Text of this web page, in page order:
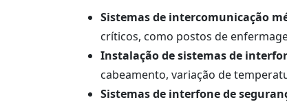
Sistemas de intercomunicação
críticos, como postos de
Instalação de sistemas de
cabeamento, variação de
Sistemas de interfone de